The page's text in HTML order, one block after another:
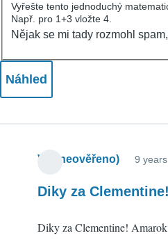
Vyřešte tento jednoduchý
Např. pro 1+3 vložte 4.
Nějak se mi tady rozmohl
VV (neověřeno) 9
Diky za Clementine!
Diky za Clementine!